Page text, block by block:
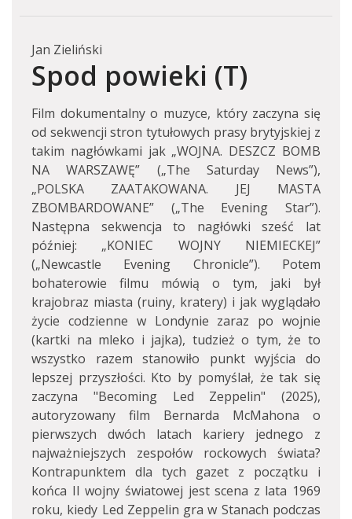
Jan Zieliński
Spod powieki (T)
Film dokumentalny o muzyce, który zaczyna się
od sekwencji stron tytułowych prasy brytyjskiej z
takim nagłówkami jak „WOJNA. DESZCZ BOMB
NA WARSZAWĘ” („The Saturday News”),
„POLSKA ZAATAKOWANA. JEJ MASTA
ZBOMBARDOWANE” („The Evening Star”).
Następna sekwencja to nagłówki sześć lat
później: „KONIEC WOJNY NIEMIECKEJ”
(„Newcastle Evening Chronicle”). Potem
bohaterowie filmu mówią o tym, jaki był
krajobraz miasta (ruiny, kratery) i jak wyglądało
życie codzienne w Londynie zaraz po wojnie
(kartki na mleko i jajka), tudzież o tym, że to
wszystko razem stanowiło punkt wyjścia do
lepszej przyszłości. Kto by pomyślał, że tak się
zaczyna "Becoming Led Zeppelin" (2025),
autoryzowany film Bernarda McMahona o
pierwszych dwóch latach kariery jednego z
najważniejszych zespołów rockowych świata?
Kontrapunktem dla tych gazet z początku i
końca II wojny światowej jest scena z lata 1969
roku, kiedy Led Zeppelin gra w Stanach podczas